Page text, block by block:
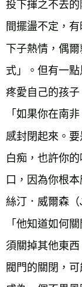
投下揮之不去
間擺盪不定，
下子熱情，偶
式」。但有一
疼愛自己的孩子
「如果你在南
感封閉起來。
白痴，也許你
口，因為你根
絲汀．威爾森（
「他知道如何
須關掉其他東
閥門的關閉，